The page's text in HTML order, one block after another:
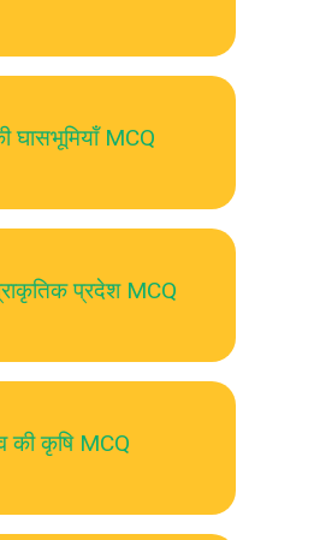
घासभूमियॉं MCQ
प्रदेश MCQ
की कृषि MCQ